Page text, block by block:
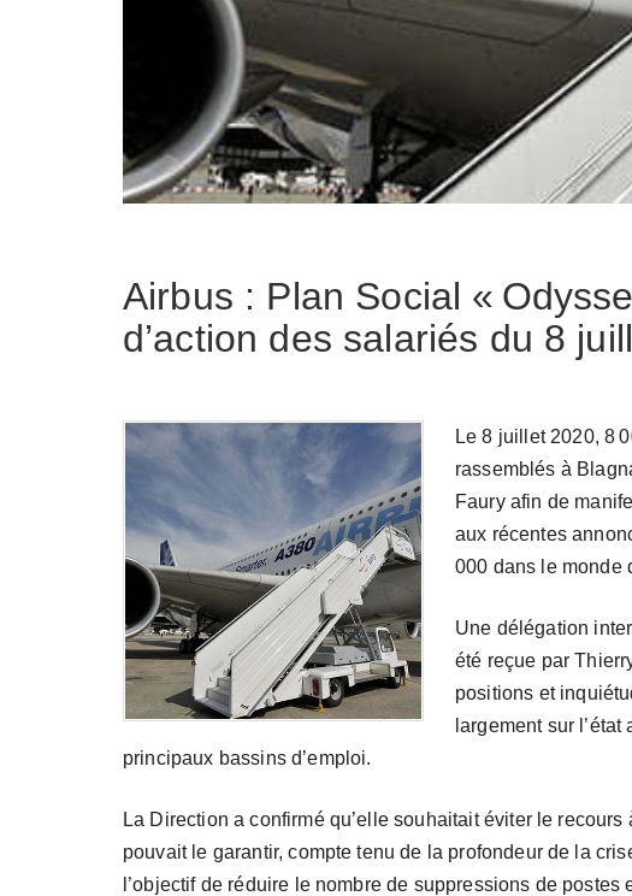
Airbus : Plan Social «
d’action des salariés du 8
Le 8 juillet 2020, 8
rassemblés à
Faury afin de
aux récentes
000 dans le monde
Une délégation
été reçue par
positions et
largement sur
principaux bassins d’emploi.
La Direction a confirmé qu’elle souhaitait éviter le
pouvait le garantir, compte tenu de la profondeur de la
l’objectif de réduire le nombre de suppressions de